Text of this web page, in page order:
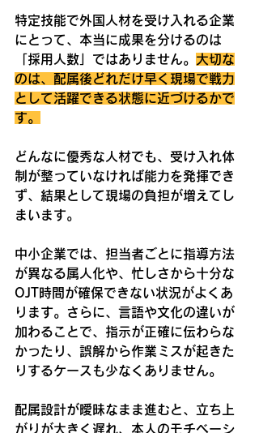
特定技能で外国人材を受け入れる企業
にとって、本当に成果を分けるのは
「採用人数」ではありません。 大切な
のは、配属後どれだけ早く現場で戦力
として活躍できる状態に近づけるかで
す。
どんなに優秀な人材でも、受け入れ体
制が整っていなければ能力を発揮でき
ず、結果として現場の負担が増えてし
まいます。
中小企業では、担当者ごとに指導方法
が異なる属人化や、忙しさから十分な
OJT時間が確保できない状況がよくあ
ります。さらに、言語や文化の違いが
加わることで、指示が正確に伝わらな
かったり、誤解から作業ミスが起きた
りするケースも少なくありません。
配属設計が曖昧なまま進むと、立ち上
がりが大きく遅れ、本人のモチベーシ